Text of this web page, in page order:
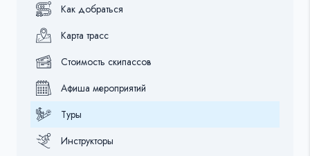
Как добраться
Карта трасс
Стоимость скипассов
Афиша мероприятий
Туры
Инструкторы